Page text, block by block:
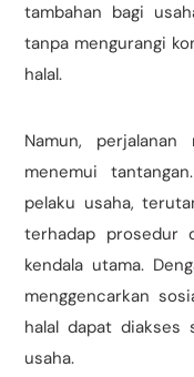
tambahan bagi
tanpa mengurangi
halal.
Namun,
menemui
pelaku usaha,
terhadap prosedur
kendala utama.
menggencarkan
halal dapat diakses
usaha.